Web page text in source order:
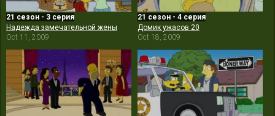
21 сезон - 3 серия
Надежда замечательной жены
Oct 11, 2009
21 сезон - 4 серия
Домик ужасов 20
Oct 18, 2009